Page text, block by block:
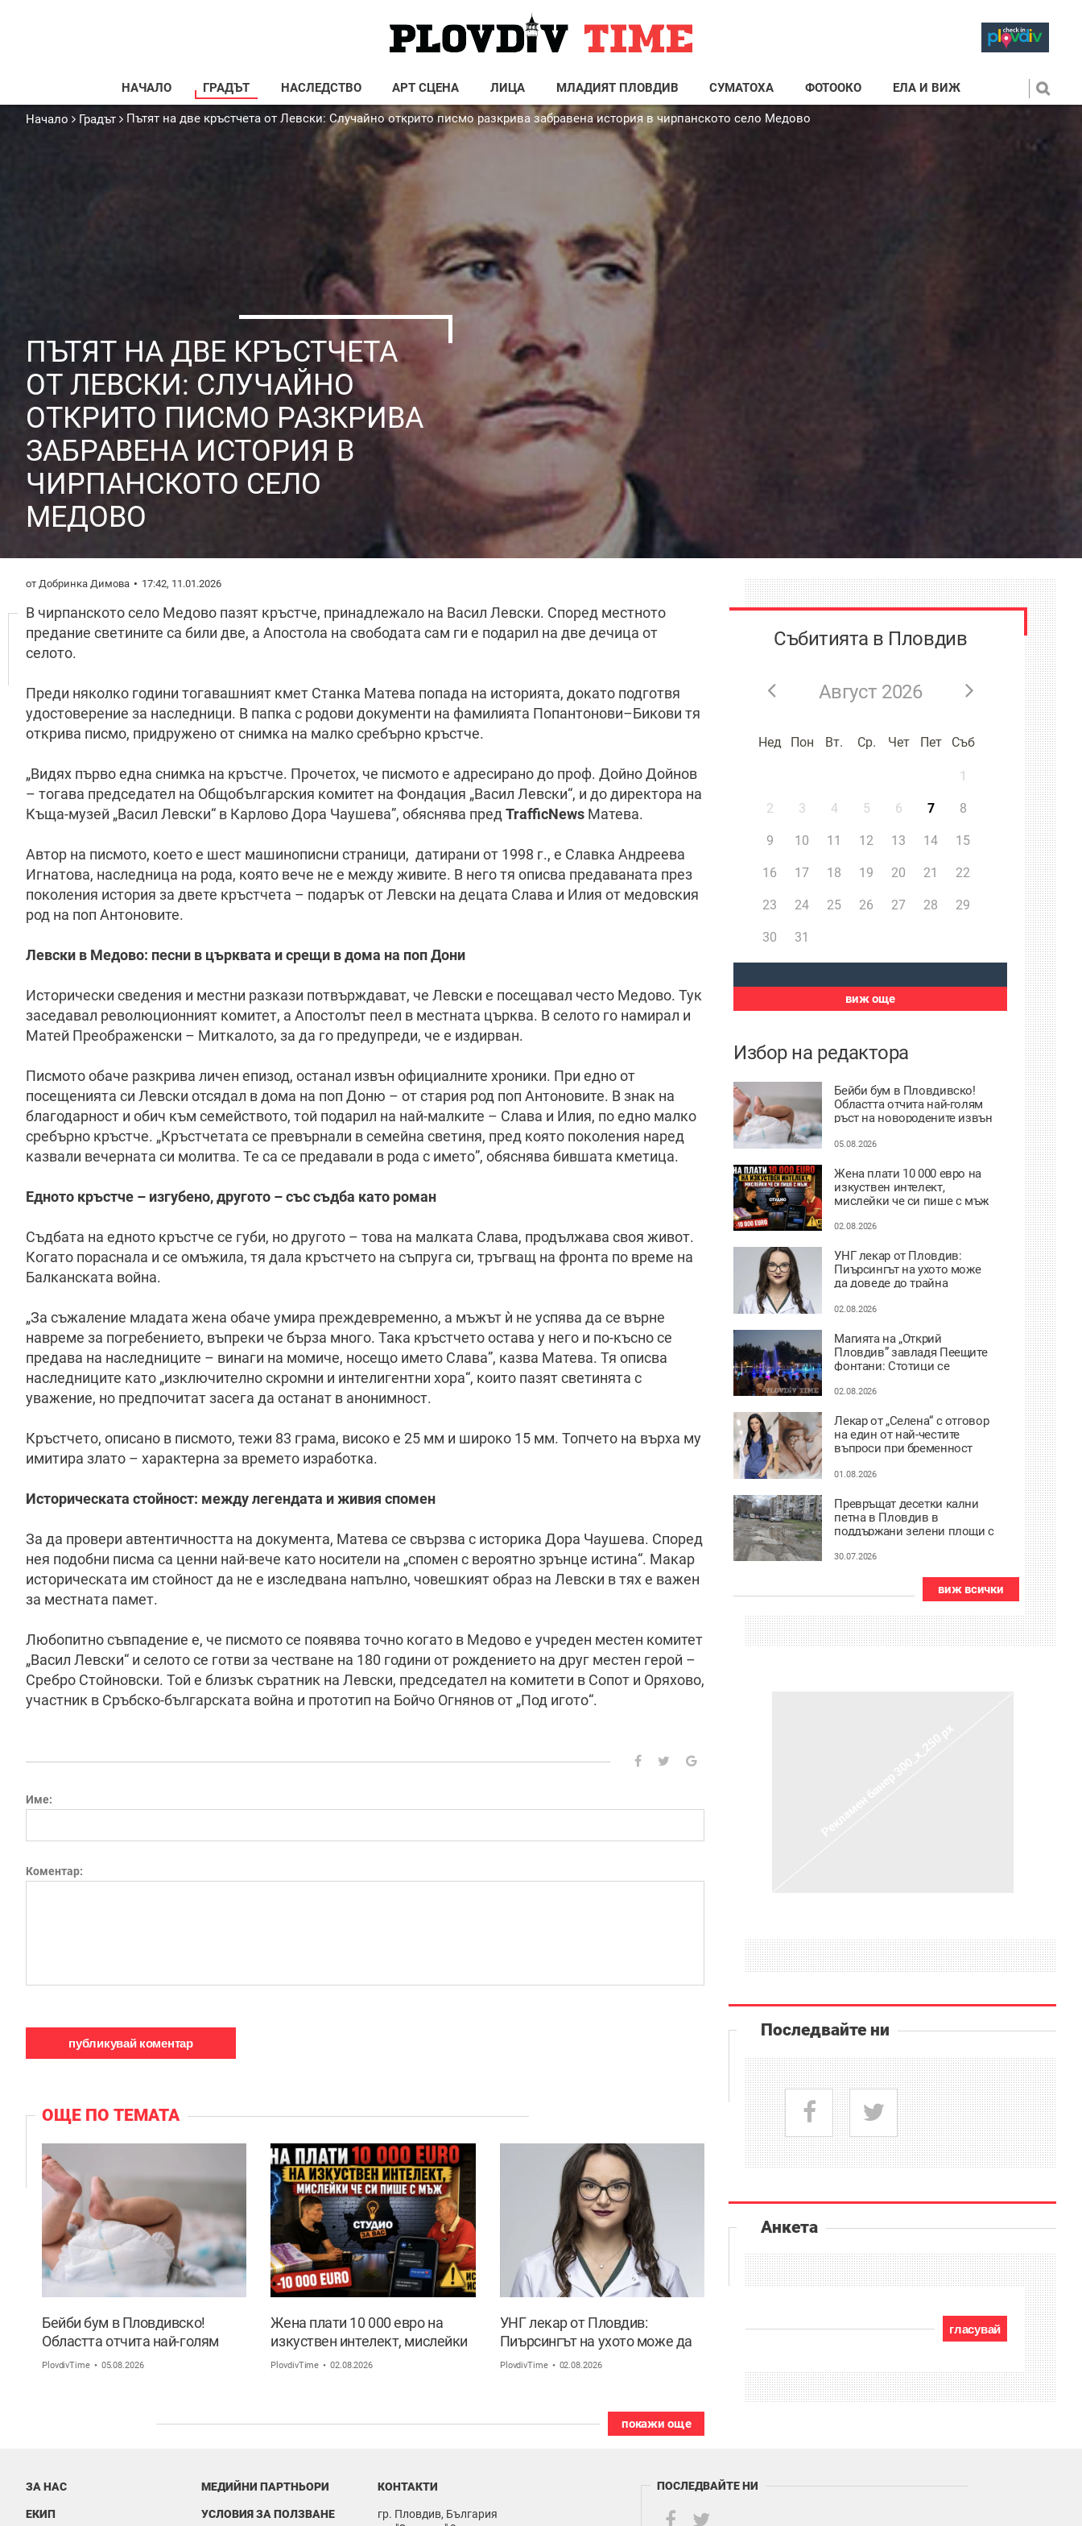
НАЧАЛО ГРАДЪТ НАСЛЕДСТВО АРТ СЦЕНА ЛИЦА МЛАДИЯТ ПЛОВДИВ СУМАТОХА ФОТООКО ЕЛА И ВИЖ
Начало Градът Пътят на две кръстчета от Левски: Случайно открито писмо разкрива забравена история в чирпанското село Медово
ПЪТЯТ НА ДВЕ КРЪСТЧЕТА
ОТ ЛЕВСКИ: СЛУЧАЙНО
ОТКРИТО ПИСМО РАЗКРИВА
ЗАБРАВЕНА ИСТОРИЯ В
ЧИРПАНСКОТО СЕЛО
МЕДОВО
от Добринка Димова 17:42, 11.01.2026
В чирпанското село Медово пазят кръстче, принадлежало на Васил Левски. Според местното
предание светините са били две, а Апостола на свободата сам ги е подарил на две дечица от
селото.
Преди няколко години тогавашният кмет Станка Матева попада на историята, докато подготвя
удостоверение за наследници. В папка с родови документи на фамилията Попантонови–Бикови тя
открива писмо, придружено от снимка на малко сребърно кръстче.
„Видях първо една снимка на кръстче. Прочетох, че писмото е адресирано до проф. Дойно Дойнов
– тогава председател на Общобългарския комитет на Фондация „Васил Левски“, и до директора на
Къща-музей „Васил Левски“ в Карлово Дора Чаушева”, обяснява пред TrafficNews Матева.
Автор на писмото, което е шест машинописни страници, датирани от 1998 г., е Славка Андреева
Игнатова, наследница на рода, която вече не е между живите. В него тя описва предаваната през
поколения история за двете кръстчета – подарък от Левски на децата Слава и Илия от медовския
род на поп Антоновите.
Левски в Медово: песни в църквата и срещи в дома на поп Дони
Исторически сведения и местни разкази потвърждават, че Левски е посещавал често Медово. Тук
заседавал революционният комитет, а Апостолът пеел в местната църква. В селото го намирал и
Матей Преображенски – Миткалото, за да го предупреди, че е издирван.
Писмото обаче разкрива личен епизод, останал извън официалните хроники. При едно от
посещенията си Левски отсядал в дома на поп Доню – от стария род поп Антоновите. В знак на
благодарност и обич към семейството, той подарил на най-малките – Слава и Илия, по едно малко
сребърно кръстче. „Кръстчетата се превърнали в семейна светиня, пред която поколения наред
казвали вечерната си молитва. Те са се предавали в рода с името”, обяснява бившата кметица.
Едното кръстче – изгубено, другото – със съдба като роман
Съдбата на едното кръстче се губи, но другото – това на малката Слава, продължава своя живот.
Когато пораснала и се омъжила, тя дала кръстчето на съпруга си, тръгващ на фронта по време на
Балканската война.
„За съжаление младата жена обаче умира преждевременно, а мъжът ѝ не успява да се върне
навреме за погребението, въпреки че бърза много. Така кръстчето остава у него и по-късно се
предава на наследниците – винаги на момиче, носещо името Слава”, казва Матева. Тя описва
наследниците като „изключително скромни и интелигентни хора“, които пазят светинята с
уважение, но предпочитат засега да останат в анонимност.
Кръстчето, описано в писмото, тежи 83 грама, високо е 25 мм и широко 15 мм. Топчето на върха му
имитира злато – характерна за времето изработка.
Историческата стойност: между легендата и живия спомен
За да провери автентичността на документа, Матева се свързва с историка Дора Чаушева. Според
нея подобни писма са ценни най-вече като носители на „спомен с вероятно зрънце истина“. Макар
историческата им стойност да не е изследвана напълно, човешкият образ на Левски в тях е важен
за местната памет.
Любопитно съвпадение е, че писмото се появява точно когато в Медово е учреден местен комитет
„Васил Левски“ и селото се готви за честване на 180 години от рождението на друг местен герой –
Сребро Стойновски. Той е близък съратник на Левски, председател на комитети в Сопот и Оряхово,
участник в Сръбско-българската война и прототип на Бойчо Огнянов от „Под игото“.
Име:
Коментар:
ОЩЕ ПО ТЕМАТА
Бейби бум в Пловдивско!
Областта отчита най-голям
ръст на новородените извън
PlovdivTime 05.08.2026
Жена плати 10 000 евро на
изкуствен интелект, мислейки
че си пише с мъж ВИДЕО
PlovdivTime 02.08.2026
УНГ лекар от Пловдив:
Пиърсингът на ухото може да
доведе до трайна деформация
PlovdivTime 02.08.2026
покажи още
Събитията в Пловдив
Август 2026
Нед Пон Вт. Ср. Чет Пет Съб
1
2 3 4 5 6 7 8
9 10 11 12 13 14 15
16 17 18 19 20 21 22
23 24 25 26 27 28 29
30 31
виж още
Избор на редактора
Бейби бум в Пловдивско!
Областта отчита най-голям
ръст на новородените извън
05.08.2026
Жена плати 10 000 евро на
изкуствен интелект,
мислейки че си пише с мъж
02.08.2026
УНГ лекар от Пловдив:
Пиърсингът на ухото може
да доведе до трайна
02.08.2026
Магията на „Открий
Пловдив” завладя Пеещите
фонтани: Стотици се
града под тепетата
02.08.2026
Лекар от „Селена“ с отговор
на един от най-честите
въпроси при бременност
01.08.2026
Превръщат десетки кални
петна в Пловдив в
поддържани зелени площи с
30.07.2026
виж всички
Последвайте ни
Анкета
гласувай
ЗА НАС
ЕКИП
МЕДИЙНИ ПАРТНЬОРИ
УСЛОВИЯ ЗА ПОЛЗВАНЕ
КОНТАКТИ
гр. Пловдив, България
ПОСЛЕДВАЙТЕ НИ